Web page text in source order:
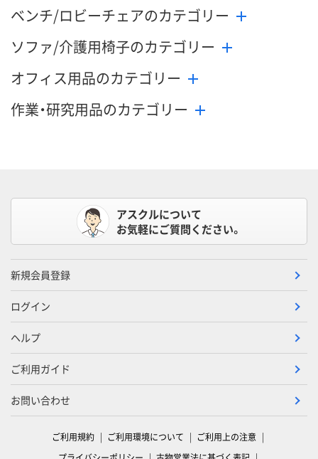
お取り扱い終了しま
した
お取り扱い終了しま
した
ベンチ/ロビーチェアのカテゴリー
ソファ/介護用椅子のカテゴリー
オフィス用品のカテゴリー
作業・研究用品のカテゴリー
アスクルについて
お気軽にご質問ください。
新規会員登録
ログイン
ヘルプ
ご利用ガイド
お問い合わせ
ご利用規約 ご利用環境について
ご利用上の注意